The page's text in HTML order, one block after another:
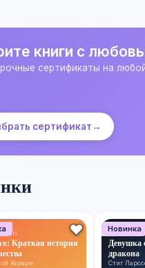
книги с
сертификаты на
сертификат →
Краткая история
Харари
Новинка
Девушка
дракона
Стиг